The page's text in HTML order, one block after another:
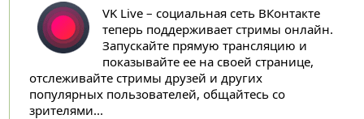
VK Live – социальная сеть ВКонтакте
теперь поддерживает стримы онлайн.
Запускайте прямую трансляцию и
показывайте ее на своей странице,
отслеживайте стримы друзей и других
популярных пользователей, общайтесь со
зрителями...